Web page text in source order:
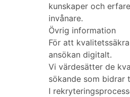
kunskaper och
invånare.
Övrig information
För att
ansökan digitalt.
Vi värdesätter de
sökande som bidrar
I